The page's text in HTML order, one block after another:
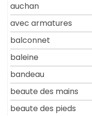
auchan
avec armatures
balconnet
baleine
bandeau
beaute des mains
beaute des pieds